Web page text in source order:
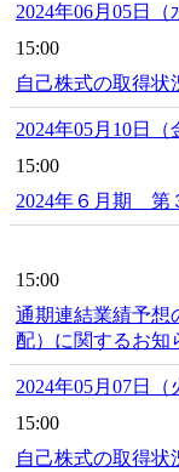
2024年06月05日（
15:00
自己株式の取得状
2024年05月10日（
15:00
2024年６月期 第
15:00
通期連結業績予想
配）に関するお知
2024年05月07日（
15:00
自己株式の取得状